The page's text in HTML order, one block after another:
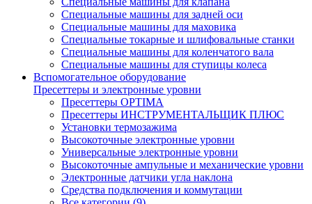
Специальные машины для задней оси
Специальные машины для маховика
Специальные токарные и шлифовальные станки
Специальные машины для коленчатого вала
Специальные машины для ступицы колеса
Вспомогательное оборудование
Пресеттеры и электронные уровни
Пресеттеры OPTIMA
Пресеттеры ИНСТРУМЕНТАЛЬЩИК ПЛЮС
Установки термозажима
Высокоточные электронные уровни
Универсальные электронные уровни
Высокоточные ампульные и механические уровни
Электронные датчики угла наклона
Средства подключения и коммутации